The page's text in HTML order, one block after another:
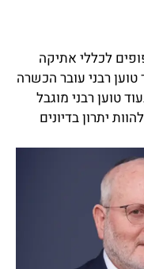
לכללי אתיקה
רבני עובר הכשרה
טוען רבני מוגבל
יתרון בדיונים